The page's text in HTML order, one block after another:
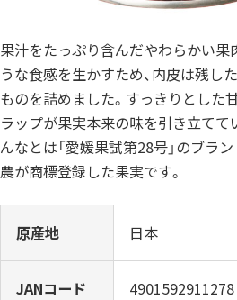
果汁をたっぷり含んだやわらかい果
うな食感を生かすため、内皮は残し
ものを詰めました。すっきりとした
ラップが果実本来の味を引き立てて
んなとは「愛媛果試第28号」のブラ
農が商標登録した果実です。
原産地 日本
JANコード 4901592911278